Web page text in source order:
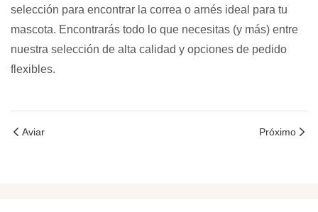
selección para encontrar la correa o arnés ideal para tu
mascota. Encontrarás todo lo que necesitas (y más) entre
nuestra selección de alta calidad y opciones de pedido
flexibles.
Aviar Próximo